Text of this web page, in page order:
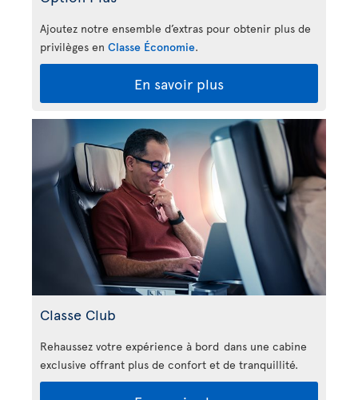
Ajoutez notre ensemble d’extras pour obtenir plus de
privilèges en Classe Économie.
En savoir plus
Classe Club
Rehaussez votre expérience à bord dans une cabine
exclusive offrant plus de confort et de tranquillité.